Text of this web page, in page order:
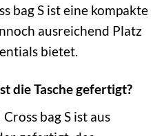
bag S ist eine kompakte
ausreichend Platz
bietet.
die Tasche gefertigt?
bag S ist aus